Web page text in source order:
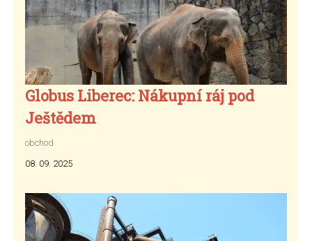
Globus Liberec: Nákupní ráj pod
Ještědem
obchod
08. 09. 2025